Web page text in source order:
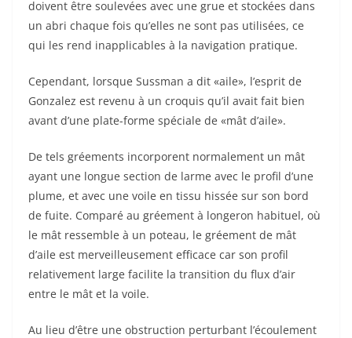
doivent être soulevées avec une grue et stockées dans
un abri chaque fois qu’elles ne sont pas utilisées, ce
qui les rend inapplicables à la navigation pratique.
Cependant, lorsque Sussman a dit «aile», l’esprit de
Gonzalez est revenu à un croquis qu’il avait fait bien
avant d’une plate-forme spéciale de «mât d’aile».
De tels gréements incorporent normalement un mât
ayant une longue section de larme avec le profil d’une
plume, et avec une voile en tissu hissée sur son bord
de fuite. Comparé au gréement à longeron habituel, où
le mât ressemble à un poteau, le gréement de mât
d’aile est merveilleusement efficace car son profil
relativement large facilite la transition du flux d’air
entre le mât et la voile.
Au lieu d’être une obstruction perturbant l’écoulement